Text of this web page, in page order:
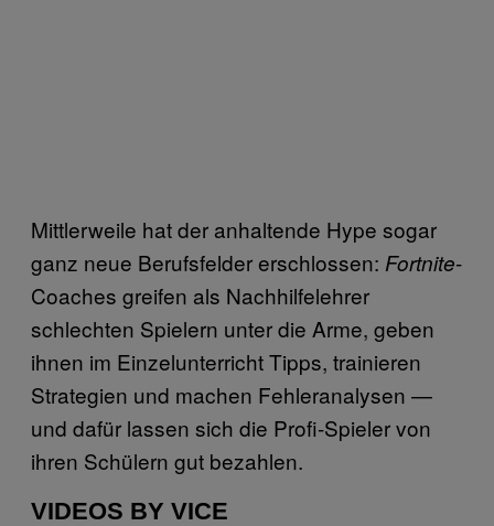
Mittlerweile hat der anhaltende Hype sogar
ganz neue Berufsfelder erschlossen: Fortnite-
Coaches greifen als Nachhilfelehrer
schlechten Spielern unter die Arme, geben
ihnen im Einzelunterricht Tipps, trainieren
Strategien und machen Fehleranalysen —
und dafür lassen sich die Profi-Spieler von
ihren Schülern gut bezahlen.
VIDEOS BY VICE